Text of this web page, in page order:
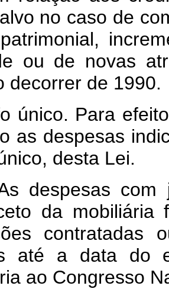
no caso de
ou de novas
decorrer de 1990.
único. Para
as despesas
desta Lei.
despesas com
da mobiliária
contratadas
até a data do
ao Congresso